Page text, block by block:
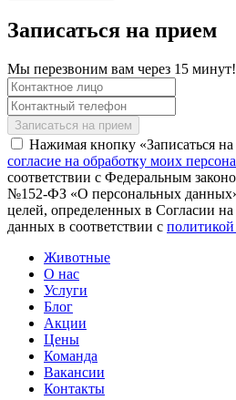
Записаться на прием
Мы перезвоним вам через 15 минут!
Нажимая кнопку «Записаться
согласие на обработку моих
соответствии с Федеральным
№152-ФЗ «О персональных
целей, определенных в Согласии
данных в соответствии с
Животные
О нас
Услуги
Блог
Акции
Цены
Команда
Вакансии
Контакты